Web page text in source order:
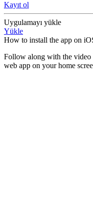
Kayıt ol
Uygulamayı yükle
Yükle
How to install the app on
Follow along with the video
web app on your home